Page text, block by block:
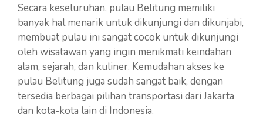
Secara keseluruhan, pulau Belitung memiliki
banyak hal menarik untuk dikunjungi dan dikunjabi,
membuat pulau ini sangat cocok untuk dikunjungi
oleh wisatawan yang ingin menikmati keindahan
alam, sejarah, dan kuliner. Kemudahan akses ke
pulau Belitung juga sudah sangat baik, dengan
tersedia berbagai pilihan transportasi dari Jakarta
dan kota-kota lain di Indonesia.